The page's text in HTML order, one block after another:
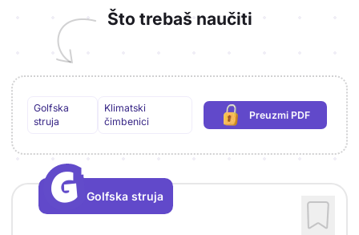
Što trebaš naučiti
Golfska
struja
Klimatski
čimbenici
Preuzmi PDF
(potrebna prijava)
G
G
Golfska struja